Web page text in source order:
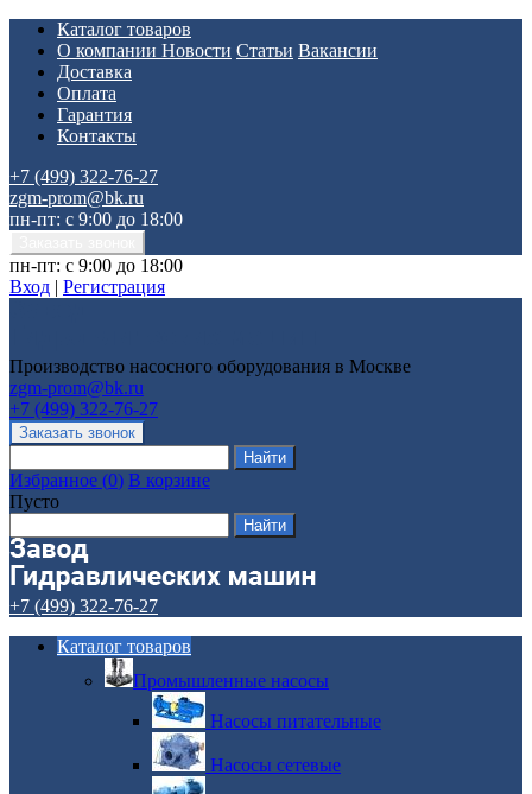
Каталог товаров
О компании Новости Статьи Вакансии
Доставка
Оплата
Гарантия
Контакты
+7 (499) 322-76-27
zgm-prom@bk.ru
пн-пт: с 9:00 до 18:00
пн-пт: с 9:00 до 18:00
Вход | Регистрация
Производство насосного оборудования в Москве
zgm-prom@bk.ru
+7 (499) 322-76-27
Избранное (0) В корзине
Пусто
+7 (499) 322-76-27
Каталог товаров
Промышленные насосы
Насосы питательные
Насосы сетевые